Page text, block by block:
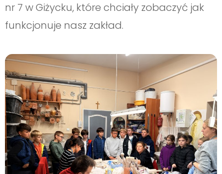
nr 7 w Giżycku, które chciały zobaczyć jak
funkcjonuje nasz zakład.